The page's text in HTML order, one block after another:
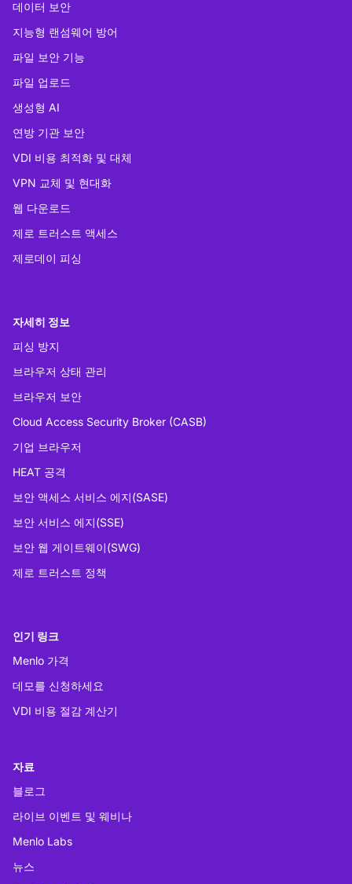
데이터 보안
지능형 랜섬웨어 방어
파일 보안 기능
파일 업로드
생성형 AI
연방 기관 보안
VDI 비용 최적화 및 대체
VPN 교체 및 현대화
웹 다운로드
제로 트러스트 액세스
제로데이 피싱
자세히 정보
피싱 방지
브라우저 상태 관리
브라우저 보안
Cloud Access Security Broker (CASB)
기업 브라우저
HEAT 공격
보안 액세스 서비스 에지(SASE)
보안 서비스 에지(SSE)
보안 웹 게이트웨이(SWG)
제로 트러스트 정책
인기 링크
Menlo 가격
데모를 신청하세요
VDI 비용 절감 계산기
자료
블로그
라이브 이벤트 및 웨비나
Menlo Labs
뉴스